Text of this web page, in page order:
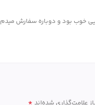
خوب بود و دوباره سفارش میدم
علامت‌گذاری شده‌اند